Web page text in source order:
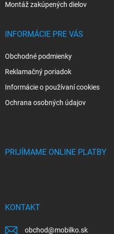
Montáž zakúpených dielov
INFORMÁCIE PRE VÁS
Obchodné podmienky
Reklamačný poriadok
Informácie o používaní cookies
Ochrana osobných údajov
PRIJÍMAME ONLINE PLATBY
KONTAKT
obchod@mobilko.sk